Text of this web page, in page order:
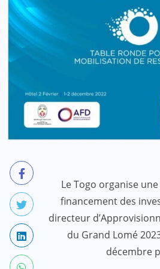
Le Togo organise
financement des
directeur
du Grand Lomé
décembre